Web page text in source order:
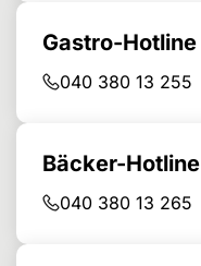
Gastro-Hotline
040 380 13 255
Bäcker-Hotline
040 380 13 265